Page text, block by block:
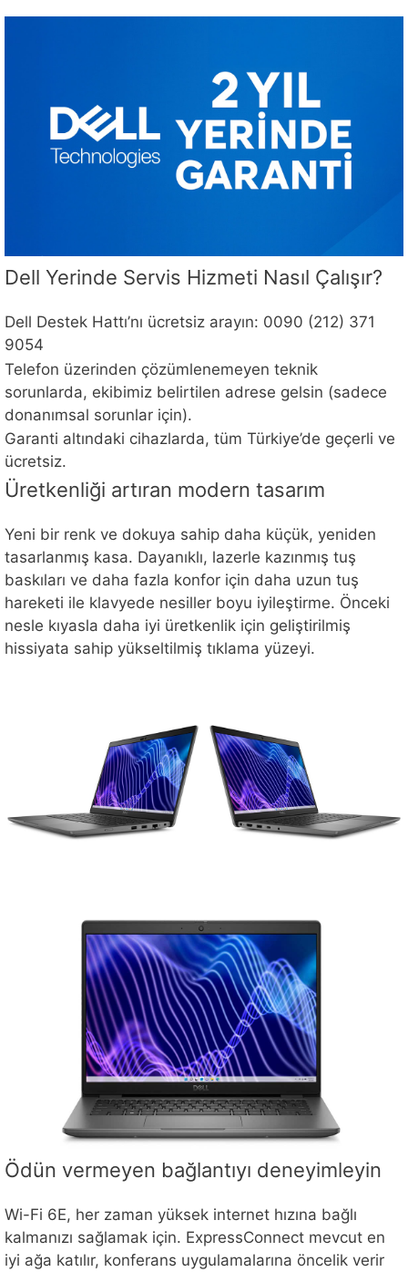
Dell Yerinde Servis Hizmeti Nasıl Çalışır?
Dell Destek Hattı’nı ücretsiz arayın: 0090 (212) 371
9054
Telefon üzerinden çözümlenemeyen teknik
sorunlarda, ekibimiz belirtilen adrese gelsin (sadece
donanımsal sorunlar için).
Garanti altındaki cihazlarda, tüm Türkiye’de geçerli ve
ücretsiz.
Üretkenliği artıran modern tasarım
Yeni bir renk ve dokuya sahip daha küçük, yeniden
tasarlanmış kasa. Dayanıklı, lazerle kazınmış tuş
baskıları ve daha fazla konfor için daha uzun tuş
hareketi ile klavyede nesiller boyu iyileştirme. Önceki
nesle kıyasla daha iyi üretkenlik için geliştirilmiş
hissiyata sahip yükseltilmiş tıklama yüzeyi.
Ödün vermeyen bağlantıyı deneyimleyin
Wi-Fi 6E, her zaman yüksek internet hızına bağlı
kalmanızı sağlamak için. ExpressConnect mevcut en
iyi ağa katılır, konferans uygulamalarına öncelik verir